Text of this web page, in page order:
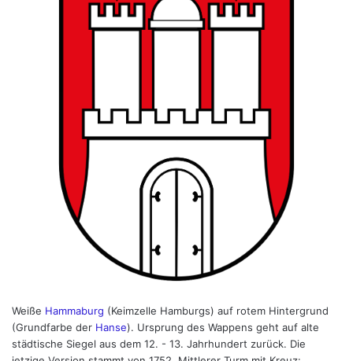
Weiße Hammaburg (Keimzelle Hamburgs) auf rotem Hintergrund
(Grundfarbe der Hanse). Ursprung des Wappens geht auf alte
städtische Siegel aus dem 12. - 13. Jahrhundert zurück. Die